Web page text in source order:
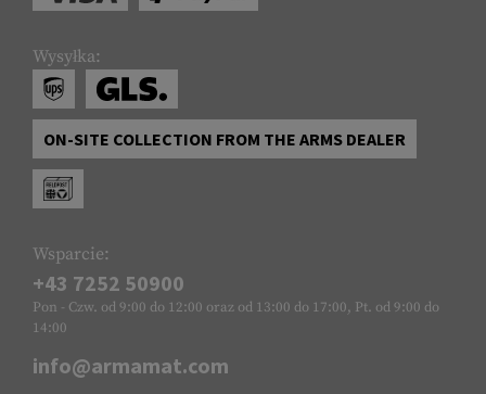
Wysyłka:
ON-SITE COLLECTION FROM THE ARMS DEALER
Wsparcie:
+43 7252 50900
Pon - Czw. od 9:00 do 12:00 oraz od 13:00 do 17:00, Pt. od 9:00 do
14:00
info@armamat.com